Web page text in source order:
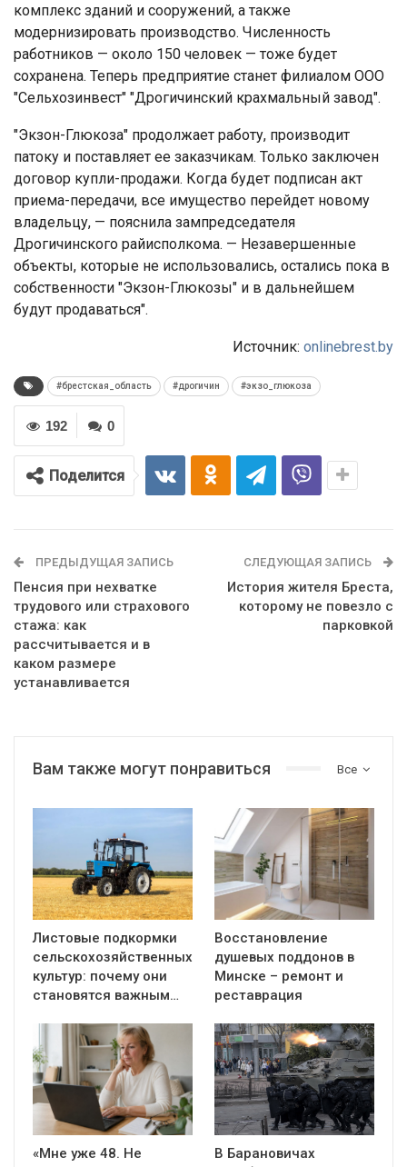
комплекс зданий и сооружений, а также
модернизировать производство. Численность
работников — около 150 человек — тоже будет
сохранена. Теперь предприятие станет филиалом ООО
"Сельхозинвест" "Дрогичинский крахмальный завод".
"Экзон-Глюкоза" продолжает работу, производит
патоку и поставляет ее заказчикам. Только заключен
договор купли-продажи. Когда будет подписан акт
приема-передачи, все имущество перейдет новому
владельцу, — пояснила зампредседателя
Дрогичинского райисполкома. — Незавершенные
объекты, которые не использовались, остались пока в
собственности "Экзон-Глюкозы" и в дальнейшем
будут продаваться".
Источник: onlinebrest.by
#брестская_область #дрогичин #экзо_глюкоза
0
192
Поделится
ПРЕДЫДУЩАЯ ЗАПИСЬ
Пенсия при нехватке
трудового или страхового
стажа: как
рассчитывается и в
каком размере
устанавливается
СЛЕДУЮЩАЯ ЗАПИСЬ
История жителя Бреста,
которому не повезло с
парковкой
Все
Вам также могут понравиться
Листовые подкормки
сельскохозяйственных
культур: почему они
становятся важным…
Восстановление
душевых поддонов в
Минске – ремонт и
реставрация
«Мне уже 48. Не
В Барановичах